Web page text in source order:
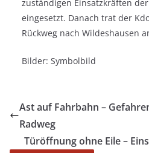
zuständigen Einsatzkräften
eingesetzt. Danach trat der
Rückweg nach Wildeshausen
Bilder: Symbolbild
Ast auf Fahrbahn –
Radweg
Türöffnung ohne Eile –